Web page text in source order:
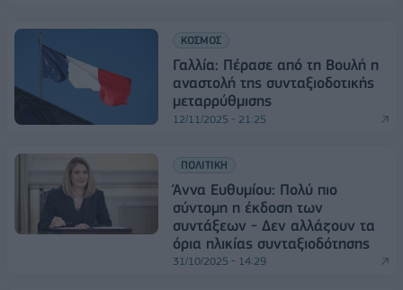
ΚΟΣΜΟΣ
Γαλλία: Πέρασε από τη Βουλή η
αναστολή της συνταξιοδοτικής
μεταρρύθμισης
12/11/2025 - 21:25
ΠΟΛΙΤΙΚΗ
Άννα Ευθυμίου: Πολύ πιο
σύντομη η έκδοση των
συντάξεων - Δεν αλλάζουν τα
όρια ηλικίας συνταξιοδότησης
31/10/2025 - 14:29